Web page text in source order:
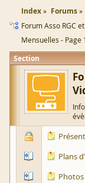
Index Forums
Forum Asso RGC
Mensuelles - Page
Section
Plans
Photos